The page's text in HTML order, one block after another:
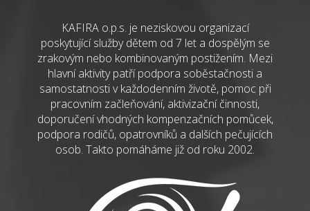
KAFIRA o.p.s. je neziskovou organizací
poskytující služby dětem od 7 let a dospělým se
zrakovým nebo kombinovaným postižením. Mezi
hlavní aktivity patří podpora soběstačnosti a
samostatnosti v každodenním životě, pomoc při
pracovním začleňování, aktivizační činnosti,
doporučení vhodných kompenzačních pomůcek,
podpora rodičů, opatrovníků a dalších pečujících
osob. Takto pomáháme již od roku 2002.